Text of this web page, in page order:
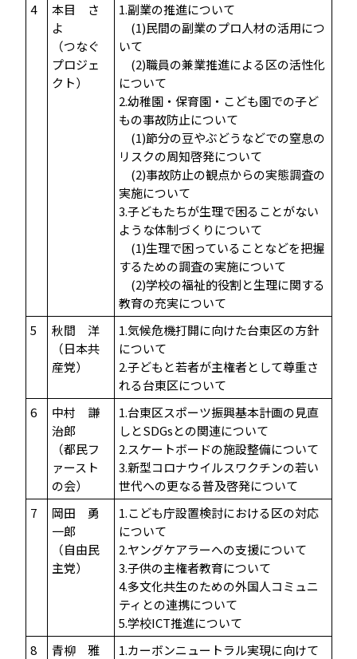
4
本目 さ
よ
（つなぐ
プロジェ
クト）
1.副業の推進について
(1)民間の副業のプロ人材の活用につ
いて
(2)職員の兼業推進による区の活性化
について
2.幼稚園・保育園・こども園での子ど
もの事故防止について
(1)節分の豆やぶどうなどでの窒息の
リスクの周知啓発について
(2)事故防止の観点からの実態調査の
実施について
3.子どもたちが生理で困ることがない
ような体制づくりについて
(1)生理で困っていることなどを把握
するための調査の実施について
(2)学校の福祉的役割と生理に関する
教育の充実について
5
秋間 洋
（日本共
産党）
1.気候危機打開に向けた台東区の方針
について
2.子どもと若者が主権者として尊重さ
れる台東区について
6
中村 謙
治郎
（都民フ
ァースト
の会）
1.台東区スポーツ振興基本計画の見直
しとSDGsとの関連について
2.スケートボードの施設整備について
3.新型コロナウイルスワクチンの若い
世代への更なる普及啓発について
7
岡田 勇
一郎
（自由民
主党）
1.こども庁設置検討における区の対応
について
2.ヤングケアラーへの支援について
3.子供の主権者教育について
4.多文化共生のための外国人コミュニ
ティとの連携について
5.学校ICT推進について
8
青柳 雅
1.カーボンニュートラル実現に向けて